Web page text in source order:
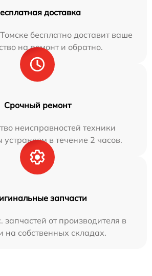
доставка
бесплатно доставит ваше
на ремонт и обратно.
Срочный ремонт
неисправностей техники
в течение 2 часов.
запчасти
запчастей от производителя в
на собственных складах.